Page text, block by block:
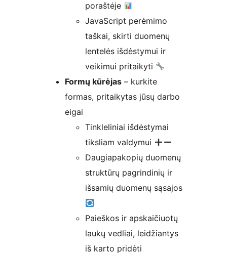
poraštėje
JavaScript perėmimo
taškai, skirti duomenų
lentelės išdėstymui ir
veikimui pritaikyti
Formų kūrėjas – kurkite
formas, pritaikytas jūsų darbo
eigai
Tinkleliniai išdėstymai
tiksliam valdymui
Daugiapakopių duomenų
struktūrų pagrindinių ir
išsamių duomenų sąsajos
Paieškos ir apskaičiuotų
laukų vedliai, leidžiantys
iš karto pridėti